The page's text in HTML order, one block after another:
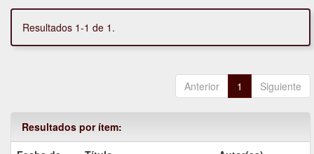
Resultados 1-1 de 1.
Anterior 1 Siguiente
Resultados por ítem: